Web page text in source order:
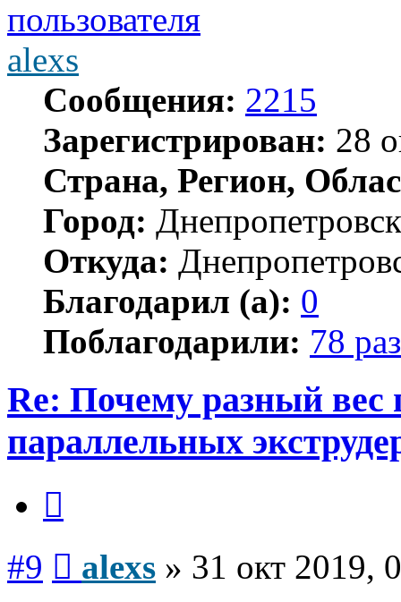
alexs
Сообщения: 2215
Зарегистрирован: 28
Страна, Регион,
Город: Днепропетровск
Откуда:
Благодарил (а): 0
Поблагодарили: 78 раз
Re: Почему разный вес
параллельных
#9 alexs » 31 окт 2019,